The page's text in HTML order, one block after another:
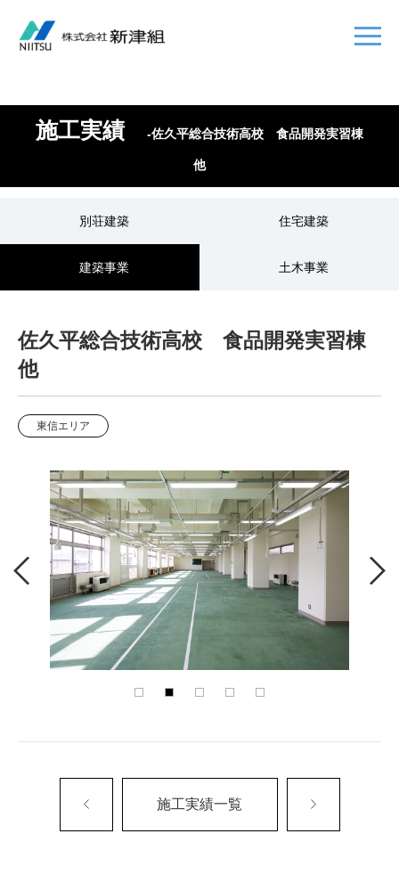
施工実績 -佐久平総合技術高校 食品開発実習棟
他
別荘建築 住宅建築
建築事業 土木事業
佐久平総合技術高校 食品開発実習棟
他
東信エリア
施工実績一覧